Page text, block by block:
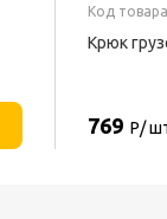
Код
Крюк
769 Р/